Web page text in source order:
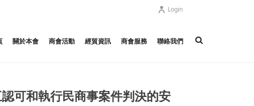
Login
關於本會 商會活動 經貿資訊 商會服務 聯絡我們
可和執行民商事案件判決的安